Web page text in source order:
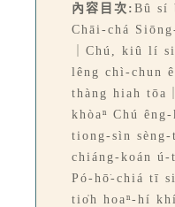
內容目次: Bû sí
Chāi-chá
｜Chú, kiû lí
lêng chì-chun
thàng hiah tōa
khòaⁿ Chú
tiong-sìn sèng-
chiáng-koán ú-
Pó-hō͘-chiá tī
tio̍h hoaⁿ-hí